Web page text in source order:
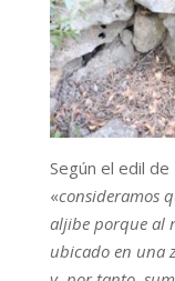
Según el edil
«consideramos
aljibe porque al
ubicado en una